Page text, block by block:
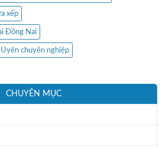
xếp
Đồng Nai
chuyên nghiệp
CHUYÊN MỤC